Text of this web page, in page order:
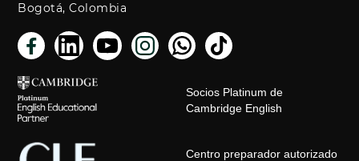
Bogotá, Colombia
Socios Platinum de
Cambridge English
Centro preparador autorizado